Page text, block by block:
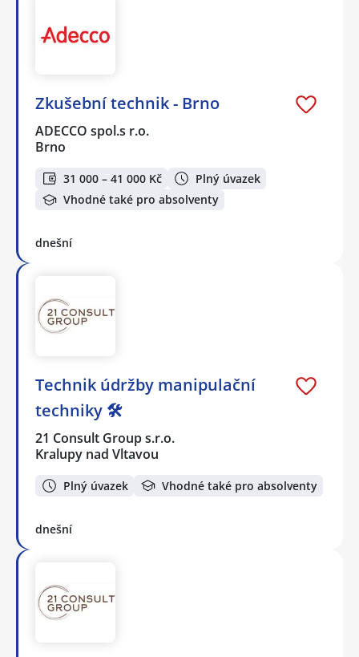
Zkušební technik - Brno
ADECCO spol.s r.o.
Brno
31 000 – 41 000 Kč
Plný úvazek
Vhodné také pro absolventy
dnešní
Technik údržby manipulační
techniky 🛠️
21 Consult Group s.r.o.
Kralupy nad Vltavou
Plný úvazek Vhodné také pro absolventy
dnešní